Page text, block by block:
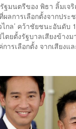
ฐมนตรีของ พิธา ลิ้มเจ
ลการเลือกตั้งจากปร
ไกล’ คว้าชัยชนะอันดับ
ตยตั้งรัฐบาลเสียงข้าง
ารเลือกตั้ง จากเสียงแ